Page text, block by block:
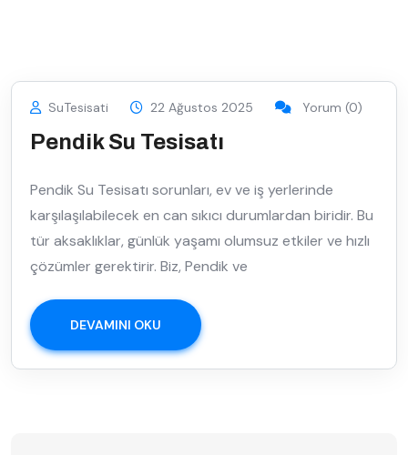
SuTesisati 22 Ağustos 2025 Yorum (0)
Pendik Su Tesisatı
Pendik Su Tesisatı sorunları, ev ve iş yerlerinde
karşılaşılabilecek en can sıkıcı durumlardan biridir. Bu
tür aksaklıklar, günlük yaşamı olumsuz etkiler ve hızlı
çözümler gerektirir. Biz, Pendik ve
DEVAMINI OKU